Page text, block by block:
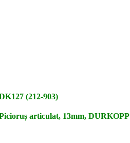
(212-903)
articulat, 13mm, DURKOPP